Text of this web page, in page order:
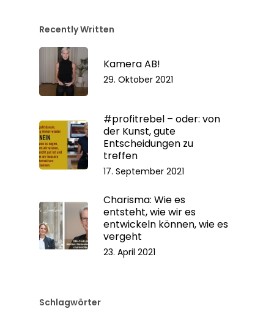
Recently Written
Kamera AB!
29. Oktober 2021
#profitrebel – oder: von
der Kunst, gute
Entscheidungen zu
treffen
17. September 2021
Charisma: Wie es
entsteht, wie wir es
entwickeln können, wie es
vergeht
23. April 2021
Schlagwörter